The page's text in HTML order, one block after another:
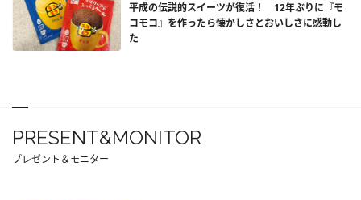
平成の伝説的スイーツが復活！ 12年ぶりに『モ
コモコ』を作ったら懐かしさとおいしさに感動し
た
PRESENT&MONITOR
プレゼント＆モニター